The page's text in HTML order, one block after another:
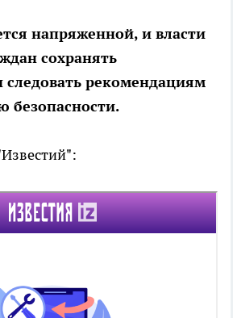
напряженной, и власти
сохранять
следовать рекомендациям
безопасности.